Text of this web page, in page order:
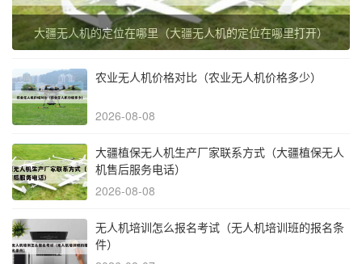
大疆无人机的定位在哪里（大疆无人机的定位在哪里打开）
农业无人机价格对比（农业无人机价格多少）
2026-08-08
大疆植保无人机生产厂家联系方式（大疆植保无人
机售后服务电话）
2026-08-08
无人机培训怎么报名考试（无人机培训班的报名条
件）